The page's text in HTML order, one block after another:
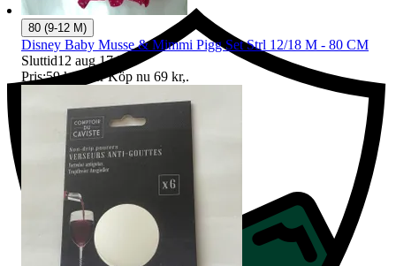
80 (9-12 M)
Disney Baby Musse & Mimmi Pigg Set Strl 12/18 M - 80 CM
Sluttid12 aug 17:58
Pris:59 kr, Eller Köp nu 69 kr,.